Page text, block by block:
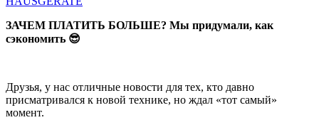
ЗАЧЕМ ПЛАТИТЬ БОЛЬШЕ? Мы придумали, как
сэкономить 😎
Друзья, у нас отличные новости для тех, кто давно
присматривался к новой технике, но ждал «тот самый»
момент.